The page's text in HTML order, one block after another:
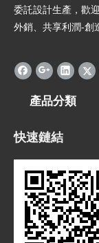
委託設計生產，歡
外銷、共享利潤-創
產品分類
快速鏈結